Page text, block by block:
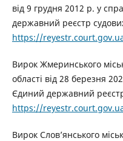
від 9 грудня 2012 р. у
державний реєстр
https://
Вирок Жмеринського
області від 28 березня
Єдиний державний
https://
Вирок Слов’янського